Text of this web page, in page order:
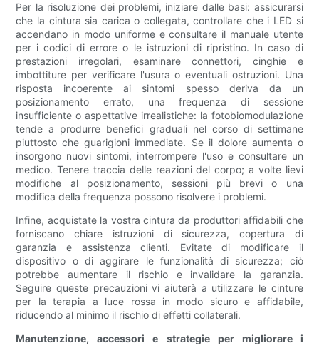
Per la risoluzione dei problemi, iniziare dalle basi: assicurarsi
che la cintura sia carica o collegata, controllare che i LED si
accendano in modo uniforme e consultare il manuale utente
per i codici di errore o le istruzioni di ripristino. In caso di
prestazioni irregolari, esaminare connettori, cinghie e
imbottiture per verificare l'usura o eventuali ostruzioni. Una
risposta incoerente ai sintomi spesso deriva da un
posizionamento errato, una frequenza di sessione
insufficiente o aspettative irrealistiche: la fotobiomodulazione
tende a produrre benefici graduali nel corso di settimane
piuttosto che guarigioni immediate. Se il dolore aumenta o
insorgono nuovi sintomi, interrompere l'uso e consultare un
medico. Tenere traccia delle reazioni del corpo; a volte lievi
modifiche al posizionamento, sessioni più brevi o una
modifica della frequenza possono risolvere i problemi.
Infine, acquistate la vostra cintura da produttori affidabili che
forniscano chiare istruzioni di sicurezza, copertura di
garanzia e assistenza clienti. Evitate di modificare il
dispositivo o di aggirare le funzionalità di sicurezza; ciò
potrebbe aumentare il rischio e invalidare la garanzia.
Seguire queste precauzioni vi aiuterà a utilizzare le cinture
per la terapia a luce rossa in modo sicuro e affidabile,
riducendo al minimo il rischio di effetti collaterali.
Manutenzione, accessori e strategie per migliorare i